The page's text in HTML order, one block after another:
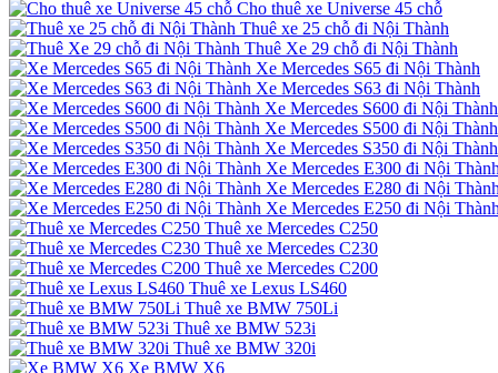
Cho thuê xe Universe 45 chỗ
Thuê xe 25 chỗ đi Nội Thành
Thuê Xe 29 chỗ đi Nội Thành
Xe Mercedes S65 đi Nội Thành
Xe Mercedes S63 đi Nội Thành
Xe Mercedes S600 đi Nội Thành
Xe Mercedes S500 đi Nội Thành
Xe Mercedes S350 đi Nội Thành
Xe Mercedes E300 đi Nội
Xe Mercedes E280 đi Nội
Xe Mercedes E250 đi Nội
Thuê xe Mercedes C250
Thuê xe Mercedes C230
Thuê xe Mercedes C200
Thuê xe Lexus LS460
Thuê xe BMW 750Li
Thuê xe BMW 523i
Thuê xe BMW 320i
Xe BMW X6